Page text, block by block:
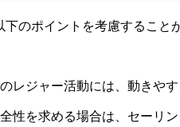
のポイントを考慮すること
レジャー活動には、動きや
性を求める場合は、セーリ